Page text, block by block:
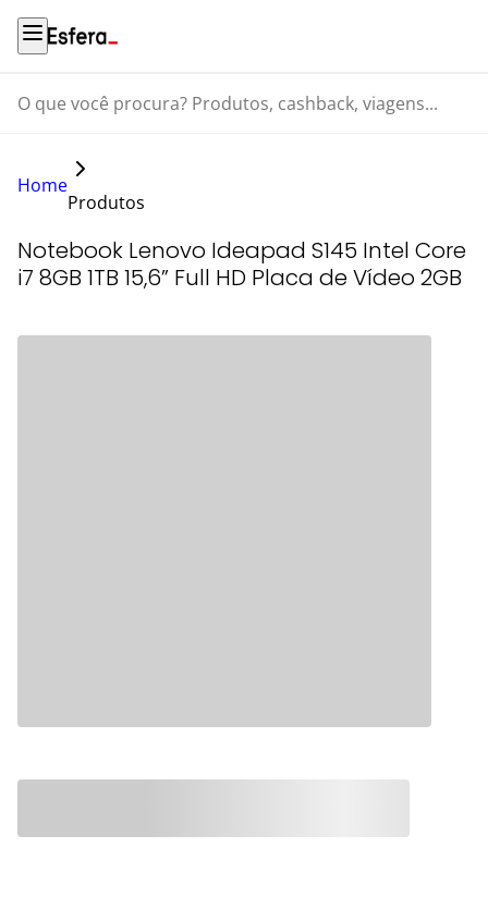
O que você procura? Produtos, cashback, viagens...
Home
Produtos
Notebook Lenovo Ideapad S145 Intel Core
i7 8GB 1TB 15,6” Full HD Placa de Vídeo 2GB